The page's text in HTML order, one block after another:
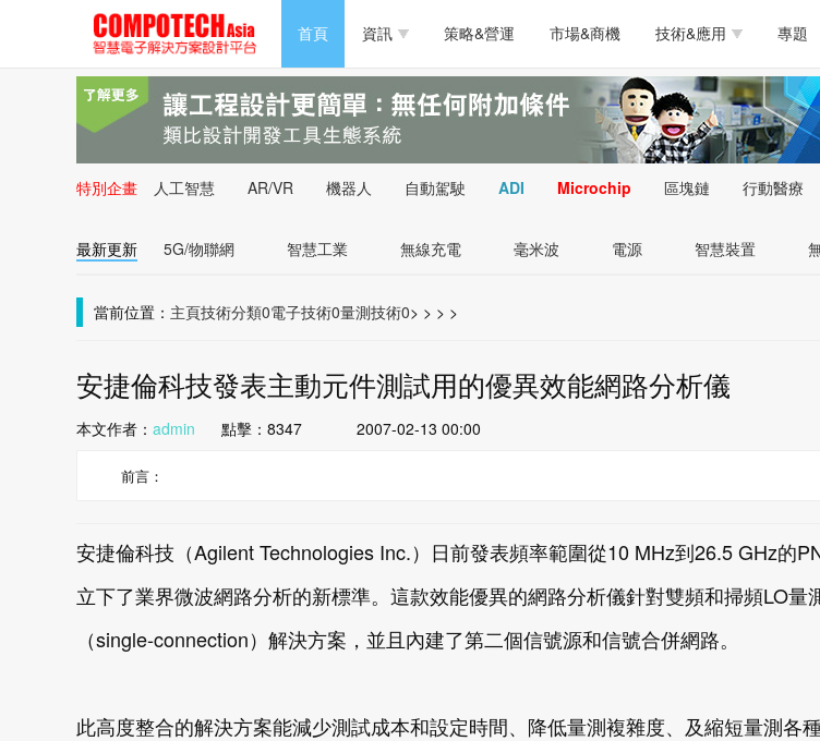
首頁 資訊
半導體/零組件 測試量測 通訊/網路
PC/周邊 醫療電子
新能源 人工智慧 安防監控
策略&營運 市場&商機 技術&應用
智慧設計
醫療電子
類比技術
嵌入技術
專題
PC/周邊 軟體/工具 醫療電子
新能源 安防監控
醫療電子
類比技術
嵌入技術
智慧型視覺影像/監
控技術
特別企畫 人工智慧 AR/VR 機器人 自動駕駛 ADI Microchip 區塊鏈 行動醫療
最新更新 5G/物聯網 智慧工業 無線充電 毫米波 電源 智慧裝置
當前位置： 主頁 >
技術分類0 >
電子技術0 >
量測技術0 >
安捷倫科技發表主動元件測試用的優異效能網路分析儀
本文作者： admin 點擊： 8347 2007-02-13 00:00
前言：
安捷倫科技（Agilent Technologies Inc.）日前發表頻率範圍從10 MHz到26.5 GHz的
立下了業界微波網路分析的新標準。這款效能優異的網路分析儀針對雙頻和掃頻LO量
（single-connection）解決方案，並且內建了第二個信號源和信號合併網路。
此高度整合的解決方案能減少測試成本和設定時間、降低量測複雜度、及縮短量測各